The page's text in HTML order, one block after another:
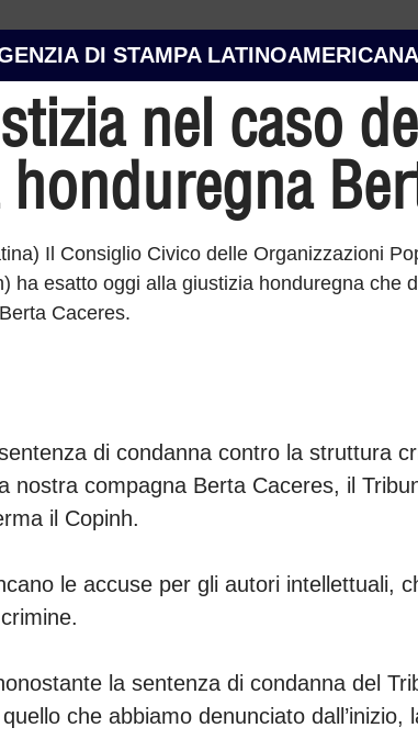
DI STAMPA LATINOAMERICANA
nel caso
Il Consiglio Civico delle Organizzazioni
ha esatto oggi alla giustizia honduregna che
Caceres.
di condanna contro la struttura
nostra compagna Berta Caceres, il
il Copinh.
le accuse per gli autori intellettuali,
la sentenza di condanna del
che abbiamo denunciato dall’inizio,